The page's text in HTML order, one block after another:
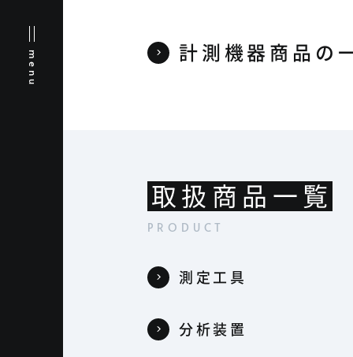
menu 計測機器商品の
取扱商品一覧
測定工具
分析装置